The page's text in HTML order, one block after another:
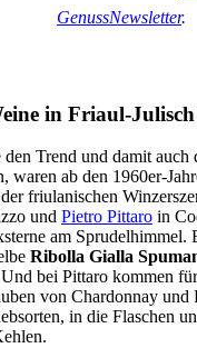
GenussNewsletter.
in Friaul-Julisch
Trend und damit auch
waren ab den 1960er-
friulanischen
und Pietro Pittaro in
am Sprudelhimmel.
Ribolla Gialla
bei Pittaro kommen
von Chardonnay und
in die Flaschen